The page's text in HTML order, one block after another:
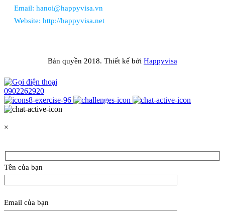
Email: hanoi@happyvisa.vn
Website: http://happyvisa.net
Bản quyền 2018. Thiết kế bởi Happyvisa
0902262920
×
Tên của bạn
Email của bạn